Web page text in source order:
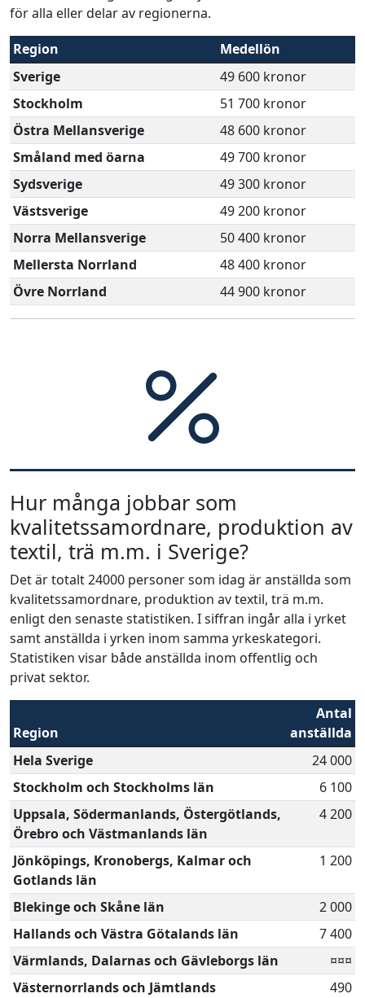
för alla eller delar av regionerna.
Region
Medellön
Sverige
49 600 kronor
Stockholm
51 700 kronor
Östra Mellansverige
48 600 kronor
Småland med öarna
49 700 kronor
Sydsverige
49 300 kronor
Västsverige
49 200 kronor
Norra Mellansverige
50 400 kronor
Mellersta Norrland
48 400 kronor
Övre Norrland
44 900 kronor
Hur många jobbar som
kvalitetssamordnare, produktion av
textil, trä m.m. i Sverige?
Det är totalt 24000 personer som idag är anställda som
kvalitetssamordnare, produktion av textil, trä m.m.
enligt den senaste statistiken. I siffran ingår alla i yrket
samt anställda i yrken inom samma yrkeskategori.
Statistiken visar både anställda inom offentlig och
privat sektor.
Region
Antal
anställda
Hela Sverige
24 000
Stockholm och Stockholms län
6 100
Uppsala, Södermanlands, Östergötlands,
Örebro och Västmanlands län
4 200
Jönköpings, Kronobergs, Kalmar och
Gotlands län
1 200
Blekinge och Skåne län
2 000
Hallands och Västra Götalands län
7 400
Värmlands, Dalarnas och Gävleborgs län
¤¤¤
Västernorrlands och Jämtlands
490